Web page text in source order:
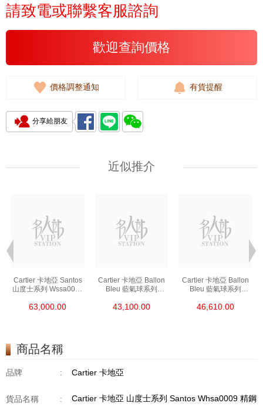
請致電或聯繫客服諮詢
歡迎查詢價格
價格調整通知 有貨提醒
分享給朋友
近似推介
Cartier 卡地亞 Santos
山度士系列 Wssa0018
63,000.00
Cartier 卡地亞 Ballon
Bleu 藍氣球系列
43,100.00
Cartier 卡地亞 Ballon
Bleu 藍氣球系列
46,610.00
商品名稱
品牌 : Cartier 卡地亞
貨品名稱 : Cartier 卡地亞 山度士系列 Santos Whsa0009 精鋼